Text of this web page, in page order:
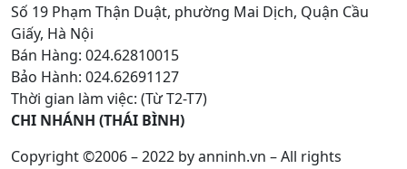
Số 19 Phạm Thận Duật, phường Mai Dịch, Quận Cầu
Giấy, Hà Nội
Bán Hàng: 024.62810015
Bảo Hành: 024.62691127
Thời gian làm việc: (Từ T2-T7)
CHI NHÁNH (THÁI BÌNH)
Copyright ©2006 – 2022 by anninh.vn – All rights